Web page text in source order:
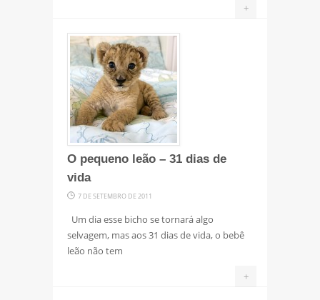
+
O pequeno leão – 31 dias de
vida
7 DE SETEMBRO DE 2011
Um dia esse bicho se tornará algo
selvagem, mas aos 31 dias de vida, o bebê
leão não tem
+